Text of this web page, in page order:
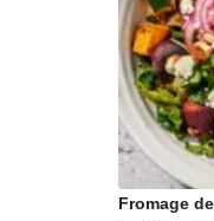
Fromage